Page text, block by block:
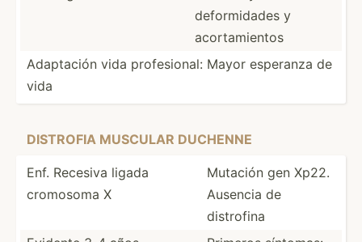
deform­idades y
acorta­mientos
Adaptación vida profes­ional: Mayor esperanza de
vida
DISTROFIA MUSCULAR DUCHENNE
Enf. Recesiva ligada
cromosoma X
Mutación gen Xp22.
Ausencia de
distrofina